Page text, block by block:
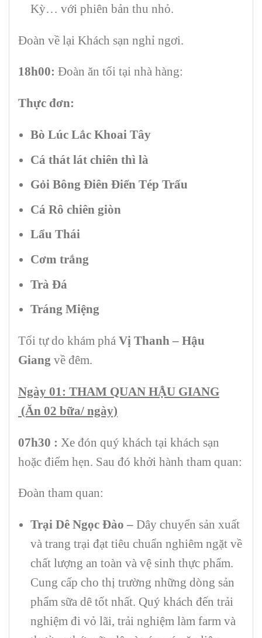
Kỳ… với phiên bản thu nhỏ.
Đoàn về lại Khách sạn nghỉ ngơi.
18h00: Đoàn ăn tối tại nhà hàng:
Thực đơn:
Bò Lúc Lắc Khoai Tây
Cá thát lát chiên thì là
Gỏi Bông Điên Điển Tép Trấu
Cá Rô chiên giòn
Lẩu Thái
Cơm trắng
Trà Đá
Tráng Miệng
Tối tự do khám phá Vị Thanh – Hậu
Giang về đêm.
Ngày 01: THAM QUAN HẬU GIANG
(Ăn 02 bữa/ ngày)
07h30 : Xe đón quý khách tại khách sạn
hoặc điểm hẹn. Sau đó khởi hành tham quan:
Đoàn tham quan:
Trại Dê Ngọc Đào – Dây chuyển sản xuất
và trang trại đạt tiêu chuẩn nghiêm ngặt về
chất lượng an toàn và vệ sinh thực phẩm.
Cung cấp cho thị trường những dòng sản
phẩm sữa dê tốt nhất. Quý khách đến trải
nghiệm đi vỏ lãi, trải nghiệm làm farm và